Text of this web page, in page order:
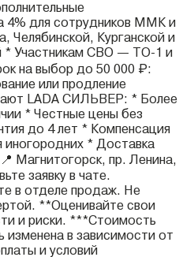
4% для сотрудников ММК и
Челябинской, Курганской и
* Участникам СВО — ТО-1 и
на выбор до 50 000 ₽:
или продление
LADA СИЛЬВЕР: * Более
* Честные цены без
до 4 лет * Компенсация
иногородних * Доставка
Магнитогорск, пр. Ленина,
заявку в чате.
в отделе продаж. Не
**Оценивайте свои
и риски. ***Стоимость
в зависимости от
и условий